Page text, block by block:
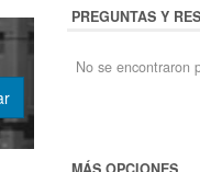
PREGUNTAS Y
No se encontraron